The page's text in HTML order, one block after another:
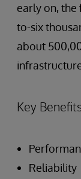
early on,
to-six
about
Key
Reliability